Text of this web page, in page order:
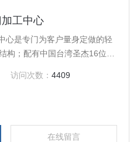
工中心
心是专门为客户量身定做的轻
构；配有中国台湾圣杰16位飞
动。
访问次数： 4409
在线留言